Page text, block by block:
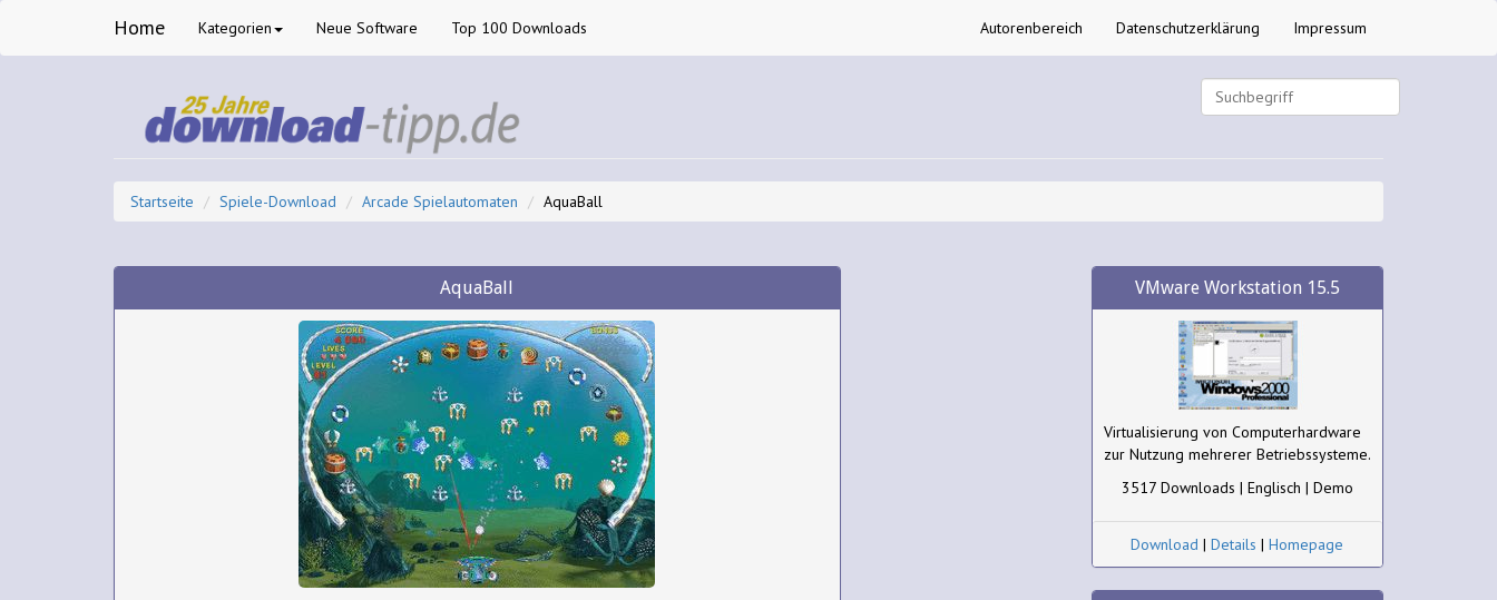
Home Kategorien Neue Software Top 100 Downloads Autorenbereich Datenschutzerklärung Impressum
Startseite Spiele-Download Arcade Spielautomaten AquaBall
AquaBall VMware Workstation 15.5
Virtualisierung von Computerhardware
zur Nutzung mehrerer Betriebssysteme.
3517 Downloads | Englisch | Demo
Download |Details |Homepage